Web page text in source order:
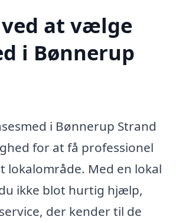
ved at vælge
i Bønnerup
i Bønnerup Strand
for at få professionel
lokalområde. Med en lokal
ikke blot hurtig hjælp,
der kender til de